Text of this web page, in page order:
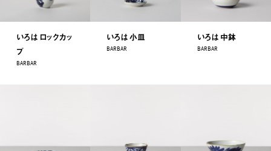
いろは ロックカッ
プ
BARBAR
いろは 小皿
BARBAR
いろは 中鉢
BARBAR